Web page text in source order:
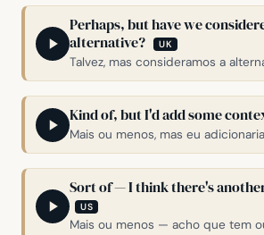
Perhaps, but have we
alternative?
UK
Talvez, mas consideramos a
Kind of, but I'd add some
Mais ou menos, mas eu
Sort of — I think there's
US
Mais ou menos — acho que tem